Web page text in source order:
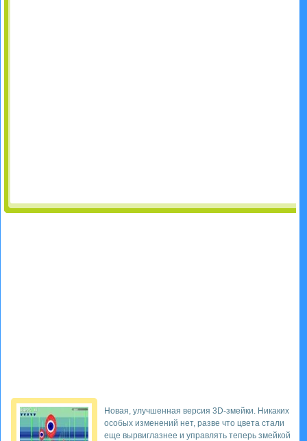
Новая, улучшенная версия 3D-змейки. Никаких
особых изменений нет, разве что цвета стали
еще вырвиглазнее и управлять теперь змейкой